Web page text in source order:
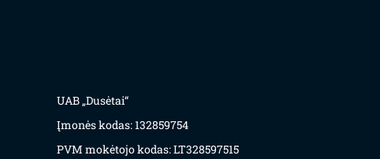
UAB „Dusėtai“
Įmonės kodas: 132859754
PVM mokėtojo kodas: LT328597515